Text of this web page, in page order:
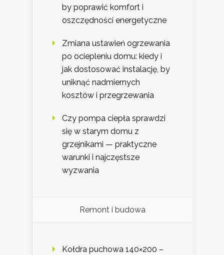
by poprawić komfort i
oszczędności energetyczne
Zmiana ustawień ogrzewania
po ociepleniu domu: kiedy i
jak dostosować instalację, by
uniknąć nadmiernych
kosztów i przegrzewania
Czy pompa ciepła sprawdzi
się w starym domu z
grzejnikami — praktyczne
warunki i najczęstsze
wyzwania
Remont i budowa
Kołdra puchowa 140×200 –